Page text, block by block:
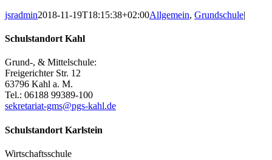
jsradmin2018-11-19T18:15:38+02:00Allgemein, Grundschule|
Schulstandort Kahl
Grund-, & Mittelschule:
Freigerichter Str. 12
63796 Kahl a. M.
Tel.: 06188 99389-100
sekretariat-gms@pgs-kahl.de
Schulstandort Karlstein
Wirtschaftsschule